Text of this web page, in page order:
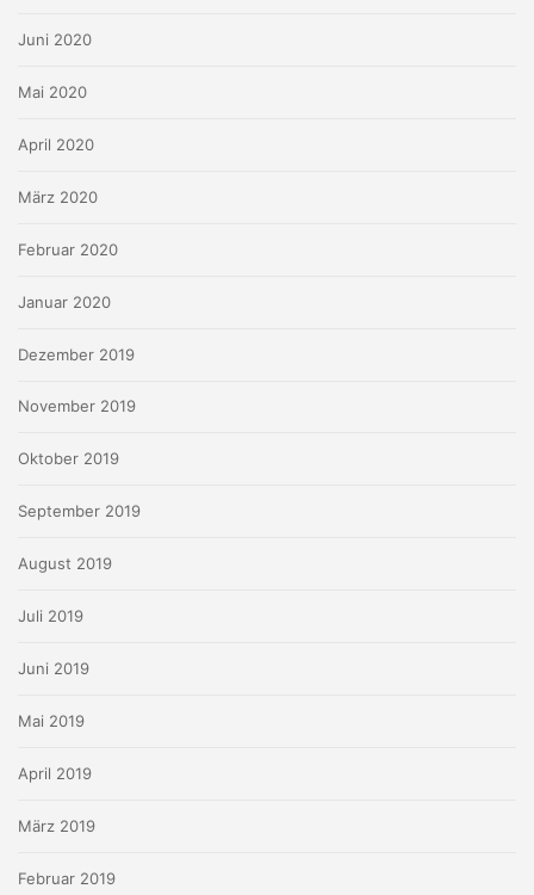
Juni 2020
Mai 2020
April 2020
März 2020
Februar 2020
Januar 2020
Dezember 2019
November 2019
Oktober 2019
September 2019
August 2019
Juli 2019
Juni 2019
Mai 2019
April 2019
März 2019
Februar 2019